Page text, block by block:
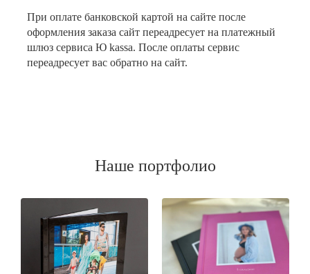
При оплате банковской картой на сайте после
оформления заказа сайт переадресует на платежный
шлюз сервиса Ю kassa. После оплаты сервис
переадресует вас обратно на сайт.
Наше портфолио